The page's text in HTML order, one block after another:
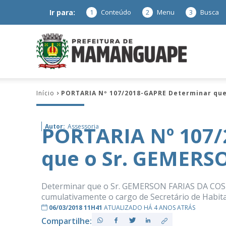
Ir para: 1 Conteúdo 2 Menu 3 Busca
Mamanguape
–
Início PORTARIA Nº 107/2018-GAPRE Determinar que
Autor: Assessoria
PORTARIA Nº
que o Sr.
Determinar que o Sr. GEMERSON FARIAS DA
cumulativamente o cargo de Secretário de
06/03/2018 11H41 ATUALIZADO HÁ 4 ANOS ATRÁS
Compartilhe: